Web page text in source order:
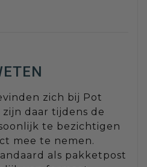
zich bij Pot
daar tijdens de
te bezichtigen
mee te nemen.
als pakketpost